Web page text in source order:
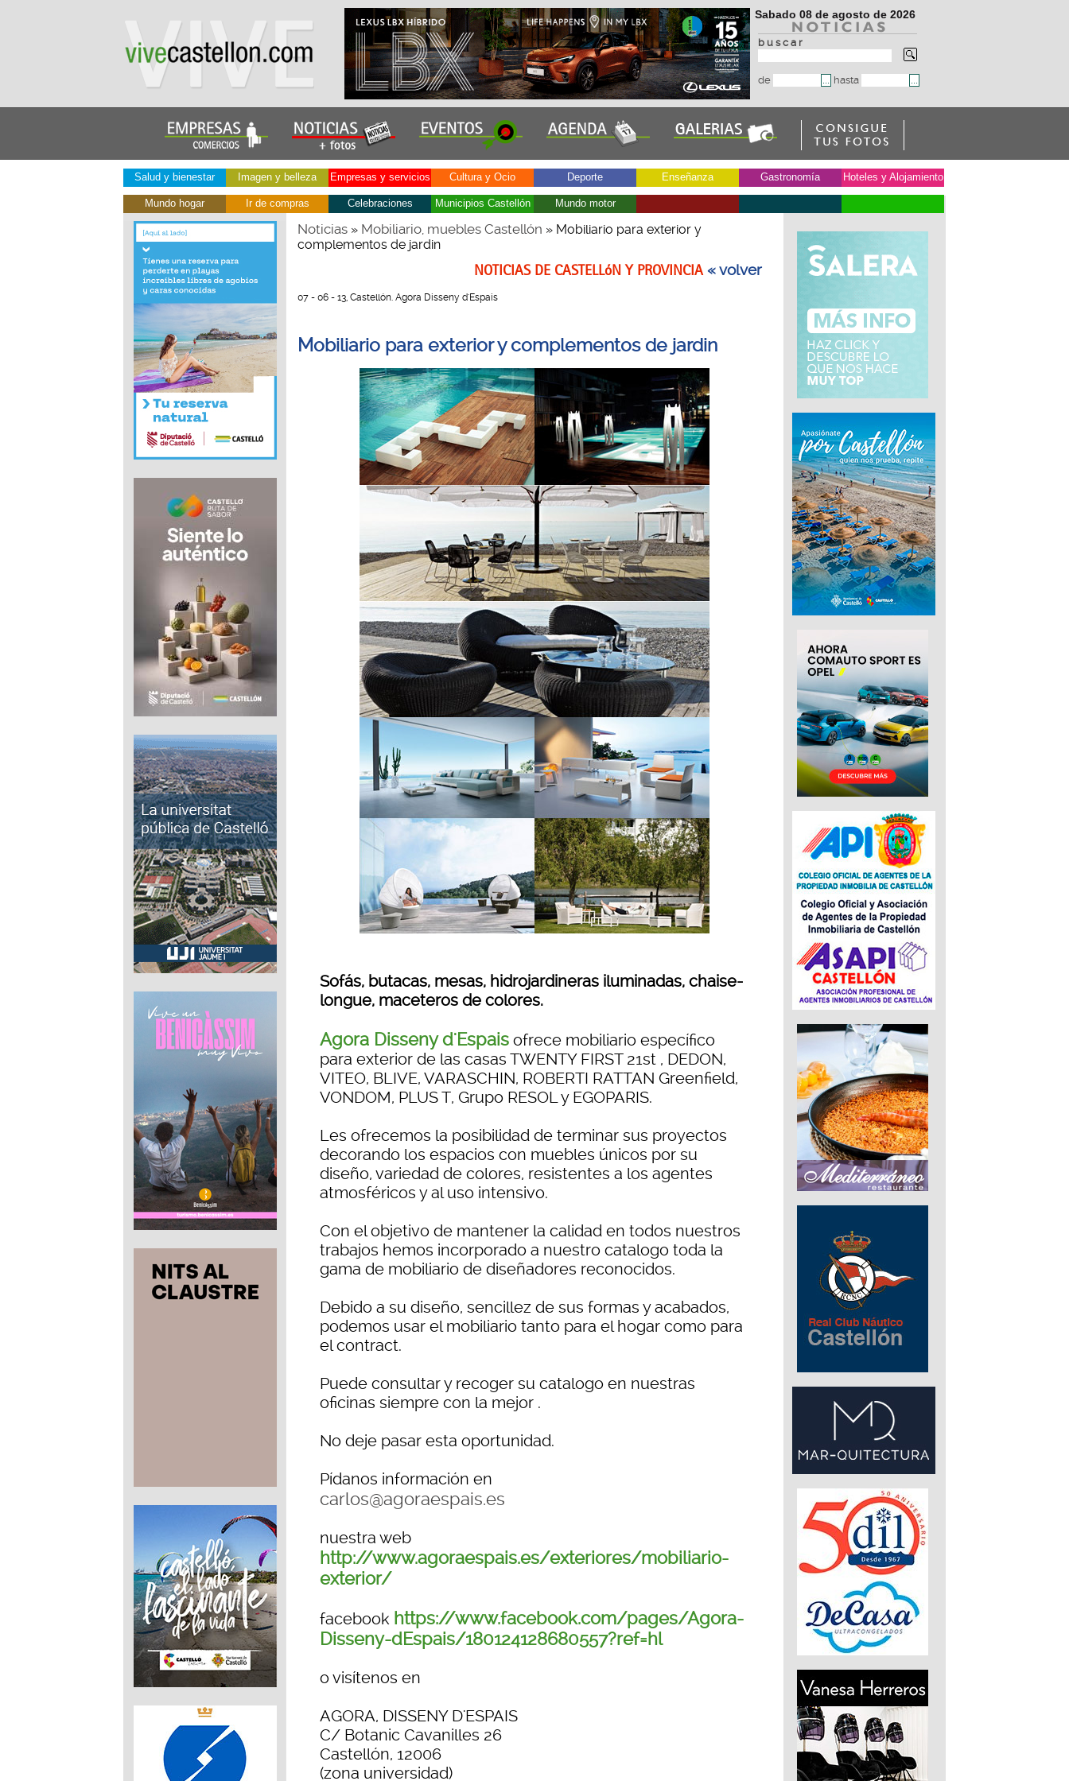
Sabado 08 de agosto de 2026
b u s c a r
de hasta
Salud y bienestar Imagen y belleza Empresas y servicios Cultura y Ocio Deporte Enseñanza Gastronomía Hoteles y Alojamiento
Mundo hogar Ir de compras Celebraciones Municipios Castellón Mundo motor
Noticias» Mobiliario, muebles Castellón » Mobiliario para exterior y
complementos de jardin
NOTICIAS DE CASTELLóN Y PROVINCIA« volver
07 - 06 - 13, Castellón. Agora Disseny d'Espais
Mobiliario para exterior y complementos de jardin
Sofás, butacas, mesas, hidrojardineras iluminadas, chaise-
longue, maceteros de colores.
Agora Disseny d'Espais ofrece mobiliario específico
para exterior de las casas TWENTY FIRST 21st , DEDON,
VITEO, BLIVE, VARASCHIN, ROBERTI RATTAN Greenfield,
VONDOM, PLUS T, Grupo RESOL y EGOPARIS.
Les ofrecemos la posibilidad de terminar sus proyectos
decorando los espacios con muebles únicos por su
diseño, variedad de colores, resistentes a los agentes
atmosféricos y al uso intensivo.
Con el objetivo de mantener la calidad en todos nuestros
trabajos hemos incorporado a nuestro catalogo toda la
gama de mobiliario de diseñadores reconocidos.
Debido a su diseño, sencillez de sus formas y acabados,
podemos usar el mobiliario tanto para el hogar como para
el contract.
Puede consultar y recoger su catalogo en nuestras
oficinas siempre con la mejor .
No deje pasar esta oportunidad.
Pídanos información en
carlos@agoraespais.es
nuestra web
http://www.agoraespais.es/exteriores/mobiliario-
exterior/
facebook https://www.facebook.com/pages/Agora-
Disseny-dEspais/180124128680557?ref=hl
o visítenos en
AGORA, DISSENY D'ESPAIS
C/ Botanic Cavanilles 26
Castellón, 12006
(zona universidad)